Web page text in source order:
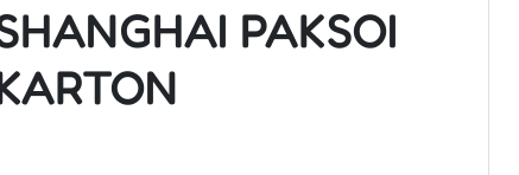
PAKSOI